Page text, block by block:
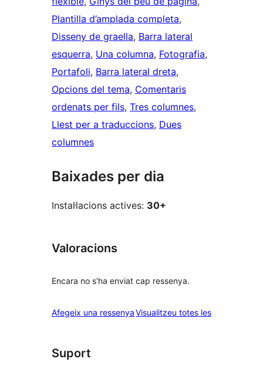
Plantilla d’amplada completa
Disseny de graella, Barra lateral
esquerra, Una columna, Fotografia
Portafoli, Barra lateral dreta
Opcions del tema, Comentaris
ordenats per fils, Tres columnes
Llest per a traduccions, Dues
columnes
Baixades per dia
Instal·lacions actives: 30+
Valoracions
Encara no s'ha enviat cap ressenya.
Afegeix una ressenyaVisualitzeu totes lesressenyes
Suport